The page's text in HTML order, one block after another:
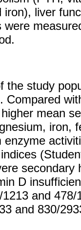
iron), liver
were
the study
Compared
mean
iron,
enzyme
secondary
D
and
and 830/